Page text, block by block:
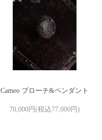
Cameo ブローチ&ペンダント
70,000円(税込77,000円)